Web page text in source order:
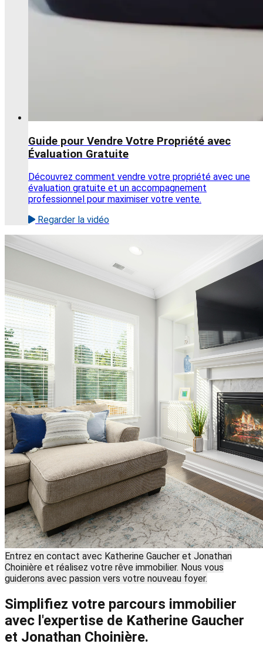
Guide pour Vendre Votre Propriété avec
Évaluation Gratuite
Découvrez comment vendre votre propriété avec une
évaluation gratuite et un accompagnement
professionnel pour maximiser votre vente.
Regarder la vidéo
Entrez en contact avec Katherine Gaucher et Jonathan
Choinière et réalisez votre rêve immobilier. Nous vous
guiderons avec passion vers votre nouveau foyer.
Simplifiez votre parcours immobilier
avec l'expertise de Katherine Gaucher
et Jonathan Choinière.